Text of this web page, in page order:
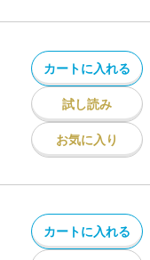
カートに入れる
試し読み
お気に入り
カートに入れる